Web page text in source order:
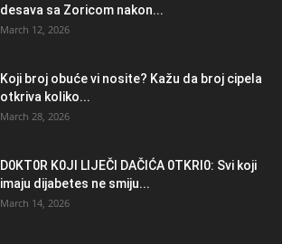
desava sa Zoricom nakon...
March 12, 2026
Koji broj obuće vi nosite? Kažu da broj cipela
otkriva koliko...
March 28, 2026
D0KT0R K0Jl LlJEČl DAČlĆA 0TKRl0: Svi koji
imaju dijabetes ne smiju...
March 14, 2026